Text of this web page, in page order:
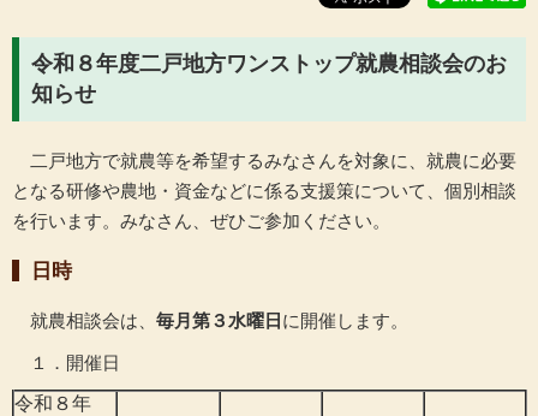
ー
示
令和８年度二戸地方ワンストップ就農相談会のお
知らせ
二戸地方で就農等を希望するみなさんを対象に、就農に必要
となる研修や農地・資金などに係る支援策について、個別相談
を行います。みなさん、ぜひご参加ください。
日時
就農相談会は、 毎月第３水曜日 に開催します。
１．開催日
令和８年